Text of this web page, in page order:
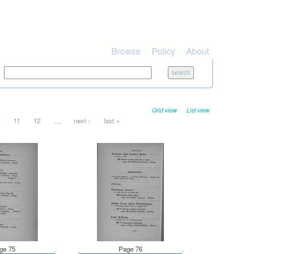
Browse Policy About
Grid view List view
11 12 … next › last »
75 Page 76